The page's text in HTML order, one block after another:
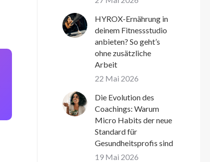
HYROX-Ernährung in
deinem Fitnessstudio
anbieten? So geht’s
ohne zusätzliche
Arbeit
22 Mai 2026
Die Evolution des
Coachings: Warum
Micro Habits der neue
Standard für
Gesundheitsprofis sind
19 Mai 2026